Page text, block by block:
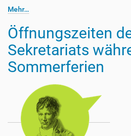
Mehr…
Öffnungszeiten
Sekretariats
Sommerferien